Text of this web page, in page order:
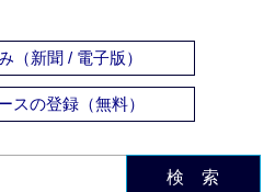
（新聞 / 電子版）
スの登録（無料）
検 索